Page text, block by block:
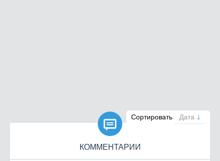
Сортировать Дата

КОММЕНТАРИИ